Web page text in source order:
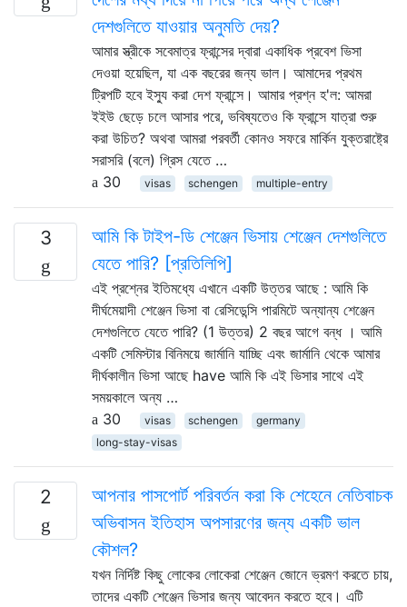
দেশগুলিতে যাওয়ার অনুমতি দেয়?
আমার স্ত্রীকে সবেমাত্র ফ্রান্সের দ্বারা একাধিক প্রবেশ ভিসা
দেওয়া হয়েছিল, যা এক বছরের জন্য ভাল। আমাদের প্রথম
ট্রিপটি হবে ইস্যু করা দেশ ফ্রান্সে। আমার প্রশ্ন হ'ল: আমরা
ইইউ ছেড়ে চলে আসার পরে, ভবিষ্যতেও কি ফ্রান্সে যাত্রা শুরু
করা উচিত? অথবা আমরা পরবর্তী কোনও সফরে মার্কিন যুক্তরাষ্ট্রে
সরাসরি (বলে) গ্রিস যেতে …
30
visas schengen multiple-entry
3
আমি কি টাইপ-ডি শেঞ্জেন ভিসায় শেঞ্জেন দেশগুলিতে
যেতে পারি? [প্রতিলিপি]
এই প্রশ্নের ইতিমধ্যে এখানে একটি উত্তর আছে : আমি কি
দীর্ঘমেয়াদী শেঞ্জেন ভিসা বা রেসিডেন্সি পারমিটে অন্যান্য শেঞ্জেন
দেশগুলিতে যেতে পারি? (1 উত্তর) 2 বছর আগে বন্ধ । আমি
একটি সেমিস্টার বিনিময়ে জার্মানি যাচ্ছি এবং জার্মানি থেকে আমার
দীর্ঘকালীন ভিসা আছে have আমি কি এই ভিসার সাথে এই
সময়কালে অন্য …
30
visas schengen
germany
long-stay-visas
2
আপনার পাসপোর্ট পরিবর্তন করা কি শেহেনে নেতিবাচক
অভিবাসন ইতিহাস অপসারণের জন্য একটি ভাল
কৌশল?
যখন নির্দিষ্ট কিছু লোকের লোকেরা শেঞ্জেন জোনে ভ্রমণ করতে চায়,
তাদের একটি শেঞ্জেন ভিসার জন্য আবেদন করতে হবে। এটি